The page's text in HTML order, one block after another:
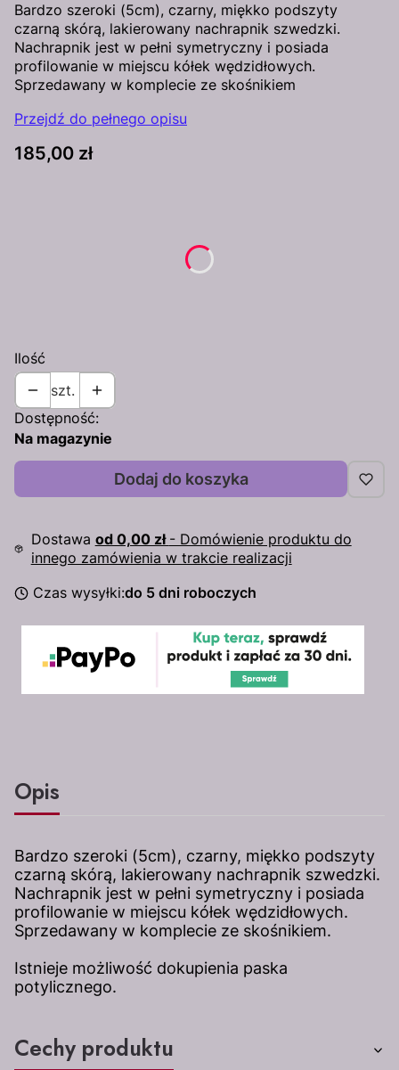
Bardzo szeroki (5cm), czarny, miękko podszyty
czarną skórą, lakierowany nachrapnik szwedzki.
Nachrapnik jest w pełni symetryczny i posiada
profilowanie w miejscu kółek wędzidłowych.
Sprzedawany w komplecie ze skośnikiem
Przejdź do pełnego opisu
Cena
185,00 zł
Ilość
szt.
Dostępność:
Na magazynie
Dodaj do koszyka
Dostawa od 0,00 zł - Domówienie produktu do
innego zamówienia w trakcie realizacji
Czas wysyłki:do 5 dni roboczych
Opis
Bardzo szeroki (5cm), czarny, miękko podszyty
czarną skórą, lakierowany nachrapnik szwedzki.
Nachrapnik jest w pełni symetryczny i posiada
profilowanie w miejscu kółek wędzidłowych.
Sprzedawany w komplecie ze skośnikiem.
Istnieje możliwość dokupienia paska
potylicznego.
Cechy produktu